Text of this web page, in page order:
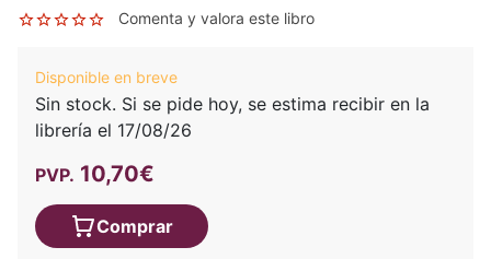
Comenta y valora este libro
Disponible en breve
Sin stock. Si se pide hoy, se estima recibir en la
librería el 17/08/26
PVP. 10,70€
Comprar